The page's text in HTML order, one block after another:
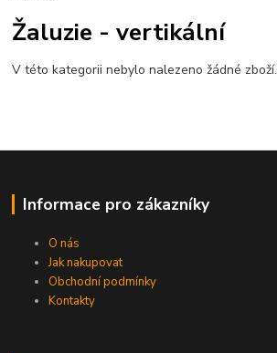
Žaluzie - vertikální
V této kategorii nebylo nalezeno žádné zboží.
Informace pro zákazníky
O nás
Jak nakupovat
Obchodní podmínky
Kontakty